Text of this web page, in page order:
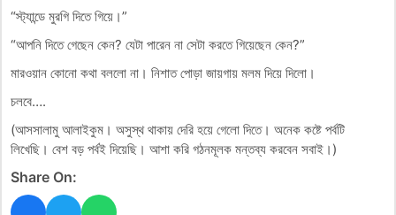
“স্ট্যান্ডে মুরগি দিতে গিয়ে।”
“আপনি দিতে গেছেন কেন? যেটা পারেন না সেটা করতে গিয়েছেন কেন?”
মারওয়ান কোনো কথা বললো না। নিশাত পোড়া জায়গায় মলম দিয়ে দিলো।
চলবে….
(আসসালামু আলাইকুম। অসুস্থ থাকায় দেরি হয়ে গেলো দিতে। অনেক কষ্টে পর্বটি
লিখেছি। বেশ বড় পর্বই দিয়েছি। আশা করি গঠনমূলক মন্তব্য করবেন সবাই।)
Share On: